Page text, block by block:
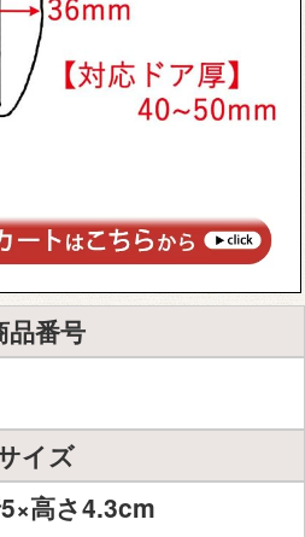
品番号
イズ
高さ4.3cm